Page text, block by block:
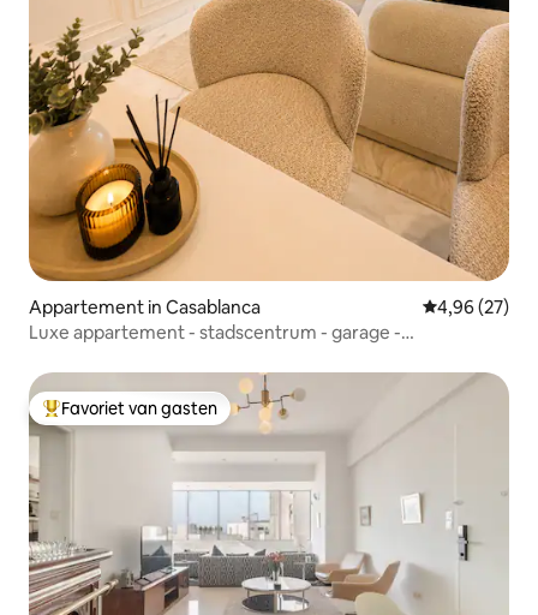
Appartement in Casablanca Gemiddelde
4,96 (27)
Luxe appartement - stadscentrum - garage -
Topfavoriet van gasten
Favoriet van gasten